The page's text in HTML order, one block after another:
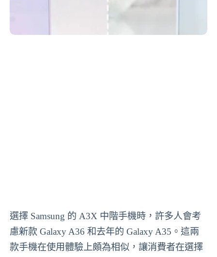
選擇 Samsung 的 A3X 中階手機時，許多人會考
慮新款 Galaxy A36 和去年的 Galaxy A35。這兩
款手機在使用體驗上頗為相似，讓消費者在選擇